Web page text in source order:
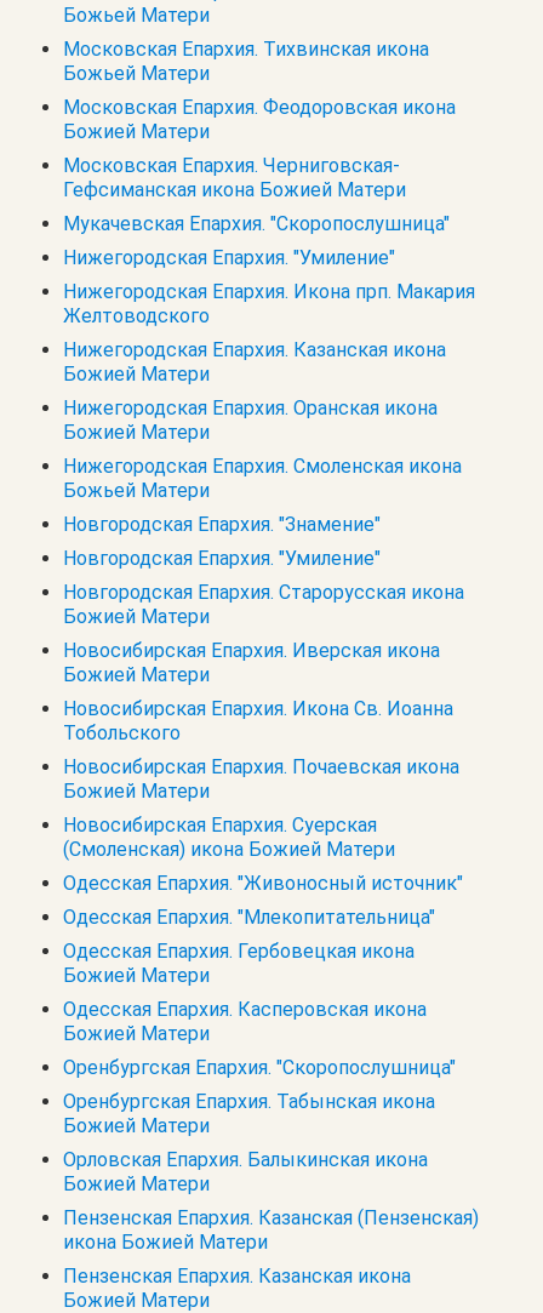
Божьей Матери
Московская Епархия. Тихвинская икона
Божьей Матери
Московская Епархия. Феодоровская икона
Божией Матери
Московская Епархия. Черниговская-
Гефсиманская икона Божией Матери
Мукачевская Епархия. "Скоропослушница"
Нижегородская Епархия. "Умиление"
Нижегородская Епархия. Икона прп. Макария
Желтоводского
Нижегородская Епархия. Казанская икона
Божией Матери
Нижегородская Епархия. Оранская икона
Божией Матери
Нижегородская Епархия. Смоленская икона
Божьей Матери
Новгородская Епархия. "Знамение"
Новгородская Епархия. "Умиление"
Новгородская Епархия. Старорусская икона
Божией Матери
Новосибирская Епархия. Иверская икона
Божией Матери
Новосибирская Епархия. Икона Св. Иоанна
Тобольского
Новосибирская Епархия. Почаевская икона
Божией Матери
Новосибирская Епархия. Суерская
(Смоленская) икона Божией Матери
Одесская Епархия. "Живоносный источник"
Одесская Епархия. "Млекопитательница"
Одесская Епархия. Гербовецкая икона
Божией Матери
Одесская Епархия. Касперовская икона
Божией Матери
Оренбургская Епархия. "Скоропослушница"
Оренбургская Епархия. Табынская икона
Божией Матери
Орловская Епархия. Балыкинская икона
Божией Матери
Пензенская Епархия. Казанская (Пензенская)
икона Божией Матери
Пензенская Епархия. Казанская икона
Божией Матери